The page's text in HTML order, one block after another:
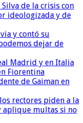
de la crisis con
ideologizada y de
y contó su
dejar de
Madrid y en Italia
Fiorentina
de Gaiman en
rectores piden a la
aplique multas si no